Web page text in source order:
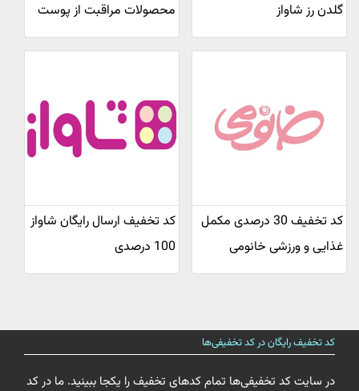
گلدن رز شاواز
محصولات مراقبت از پوست
کد تخفیف 30 درصدی مکمل
غذایی و ورزشی خانومی
کد تخفیف ارسال رایگان شاواز
100 درصدی
کد تخفیف رایگان در کد تخفیفی‌ها
در سایت کد تخفیفی‌ها تمام کدهای تخفیف را یکجا ببینید. ما در کد